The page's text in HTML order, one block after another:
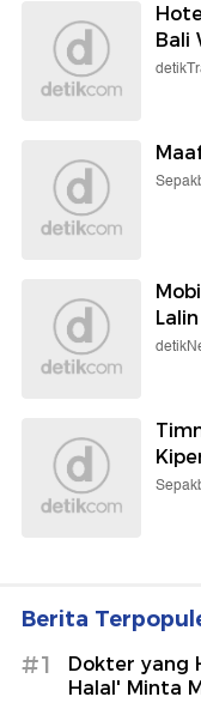
Bali
Berita
#1
Dokter yang
Halal' Minta